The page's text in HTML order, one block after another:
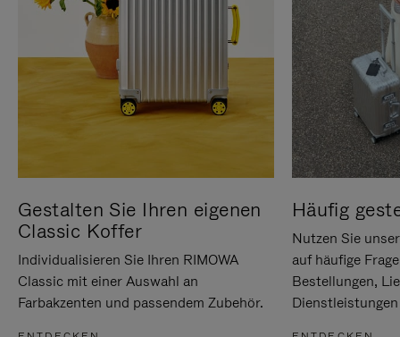
Gestalten Sie Ihren eigenen
Classic Koffer
Individualisieren Sie Ihren RIMOWA
Classic mit einer Auswahl an
Farbakzenten und passendem Zubehör.
Häufig
Nutzen Sie
auf häufige
Bestellungen,